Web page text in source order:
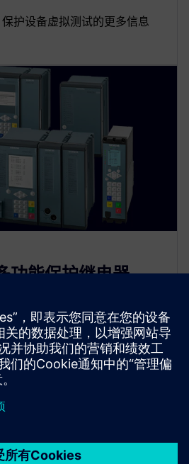
保护设备虚拟测试的更多信息
功能保护继电器
作视频，逐步解释功能